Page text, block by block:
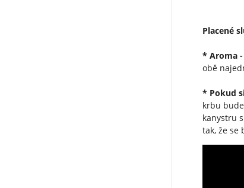
Placené
* Aroma -
obě
* Pokud
krbu
kanystru
tak, že se